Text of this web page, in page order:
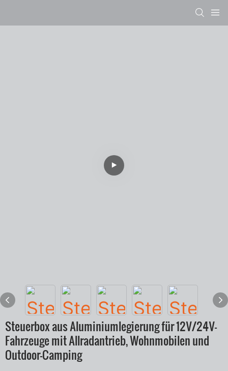
Steuerbox aus Aluminiumlegierung für 12V/24V-
Fahrzeuge mit Allradantrieb, Wohnmobilen und
Outdoor-Camping